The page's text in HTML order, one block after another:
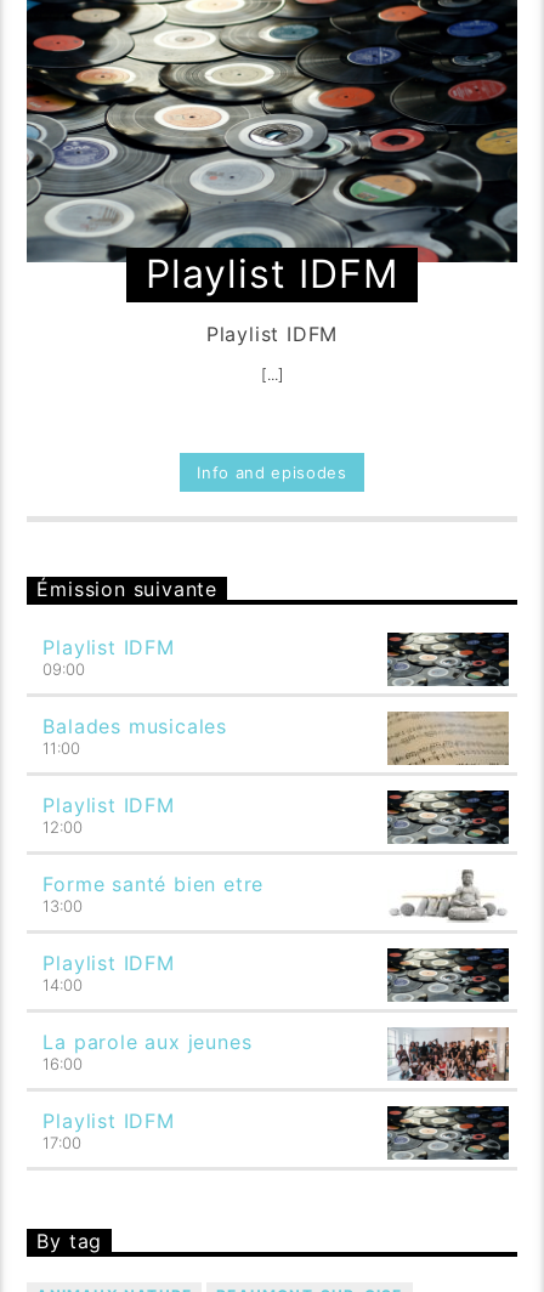
Playlist IDFM
Playlist IDFM
[...]
Info and episodes
Émission suivante
Playlist IDFM
09:00
Balades musicales
11:00
Playlist IDFM
12:00
Forme santé bien etre
13:00
Playlist IDFM
14:00
La parole aux jeunes
16:00
Playlist IDFM
17:00
By tag